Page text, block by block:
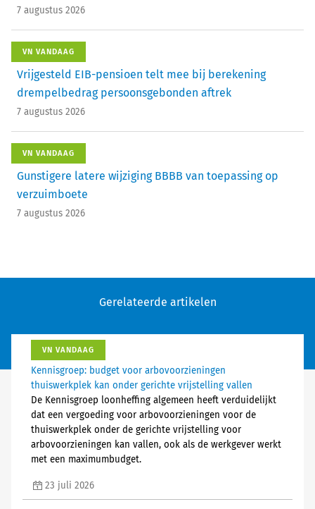
7 augustus 2026
VN VANDAAG
Vrijgesteld EIB-pensioen telt mee bij berekening
drempelbedrag persoonsgebonden aftrek
7 augustus 2026
VN VANDAAG
Gunstigere latere wijziging BBBB van toepassing op
verzuimboete
7 augustus 2026
Gerelateerde artikelen
VN VANDAAG
Kennisgroep: budget voor arbovoorzieningen
thuiswerkplek kan onder gerichte vrijstelling vallen
De Kennisgroep loonheffing algemeen heeft verduidelijkt
dat een vergoeding voor arbovoorzieningen voor de
thuiswerkplek onder de gerichte vrijstelling voor
arbovoorzieningen kan vallen, ook als de werkgever werkt
met een maximumbudget.
23 juli 2026